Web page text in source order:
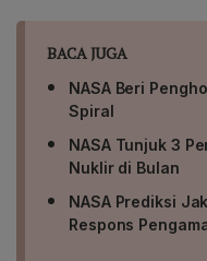
BACA JUGA
NASA Beri
Spiral
NASA Tunjuk 3
Nuklir di Bulan
NASA Prediksi
Respons